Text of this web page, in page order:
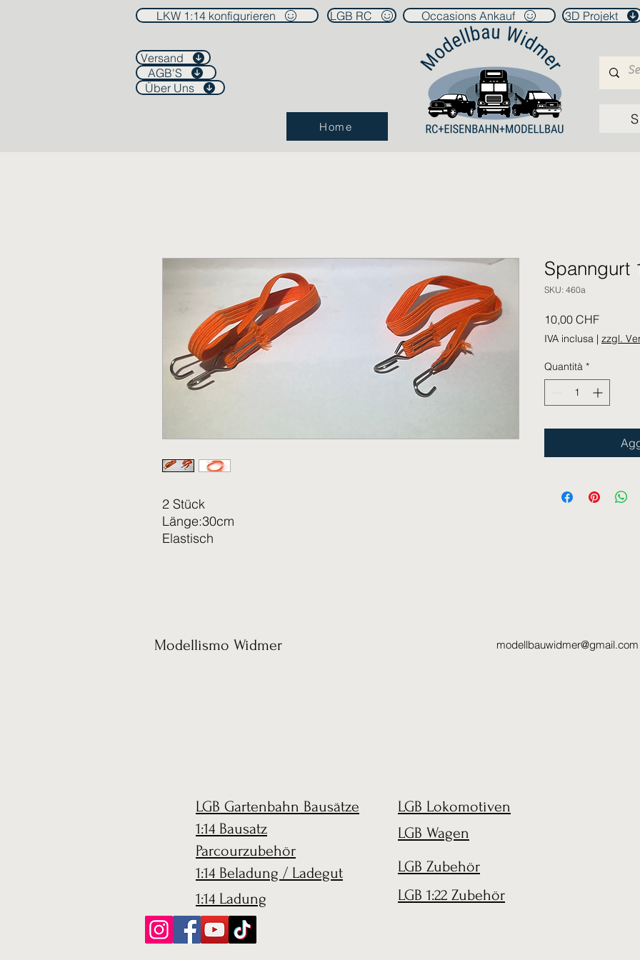
LKW 1:14 konfigurieren LGB RC
Versand
AGB'S
Über Uns
Home
Occasions Ankauf 3D Projekt
2 Stück
Länge:30cm
Elastisch
Spanngurt
SKU: 460a
10,00 CHFPrezzo
IVA inclusa | zzgl.
Quantità *
Modellismo Widmer modellbauwidmer@gmail.com
LGB Gartenbahn Bausätze
1:14 Bausatz
Parcourzubehör
1:14 Beladung / Ladegut
1:14 Ladung
LGB Lokomotiven
LGB Wagen
LGB Zubehör
LGB 1:22 Zubehör